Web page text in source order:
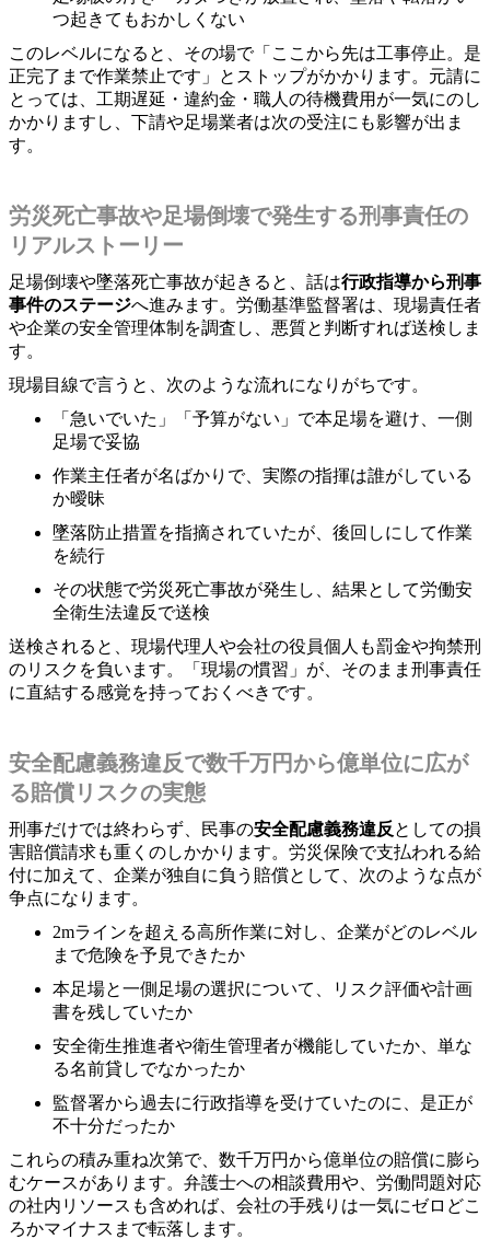
つ起きてもおかしくない
このレベルになると、その場で「ここから先は工事停止。是
正完了まで作業禁止です」とストップがかかります。元請に
とっては、工期遅延・違約金・職人の待機費用が一気にのし
かかりますし、下請や足場業者は次の受注にも影響が出ま
す。
労災死亡事故や足場倒壊で発生する刑事責任の
リアルストーリー
足場倒壊や墜落死亡事故が起きると、話は行政指導から刑事
事件のステージへ進みます。労働基準監督署は、現場責任者
や企業の安全管理体制を調査し、悪質と判断すれば送検しま
す。
現場目線で言うと、次のような流れになりがちです。
「急いでいた」「予算がない」で本足場を避け、一側
足場で妥協
作業主任者が名ばかりで、実際の指揮は誰がしている
か曖昧
墜落防止措置を指摘されていたが、後回しにして作業
を続行
その状態で労災死亡事故が発生し、結果として労働安
全衛生法違反で送検
送検されると、現場代理人や会社の役員個人も罰金や拘禁刑
のリスクを負います。「現場の慣習」が、そのまま刑事責任
に直結する感覚を持っておくべきです。
安全配慮義務違反で数千万円から億単位に広が
る賠償リスクの実態
刑事だけでは終わらず、民事の安全配慮義務違反 としての損
害賠償請求も重くのしかかります。労災保険で支払われる給
付に加えて、企業が独自に負う賠償として、次のような点が
争点になります。
2mラインを超える高所作業に対し、企業がどのレベル
まで危険を予見できたか
本足場と一側足場の選択について、リスク評価や計画
書を残していたか
安全衛生推進者や衛生管理者が機能していたか、単な
る名前貸しでなかったか
監督署から過去に行政指導を受けていたのに、是正が
不十分だったか
これらの積み重ね次第で、数千万円から億単位の賠償に膨ら
むケースがあります。弁護士への相談費用や、労働問題対応
の社内リソースも含めれば、会社の手残りは一気にゼロどこ
ろかマイナスまで転落します。